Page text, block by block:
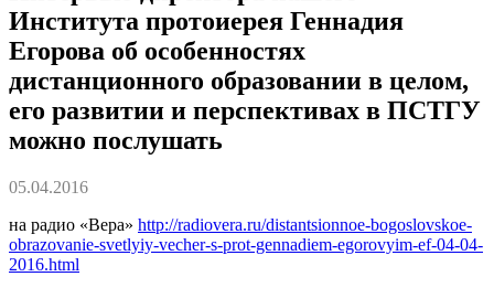
Института протоиерея Геннадия
Егорова об особенностях
дистанционного образовании в целом,
его развитии и перспективах в ПСТГУ
можно послушать
05.04.2016
на радио «Вера» http://radiovera.ru/distantsionnoe-bogoslovskoe-
obrazovanie-svetlyiy-vecher-s-prot-gennadiem-egorovyim-ef-04-04-
2016.html